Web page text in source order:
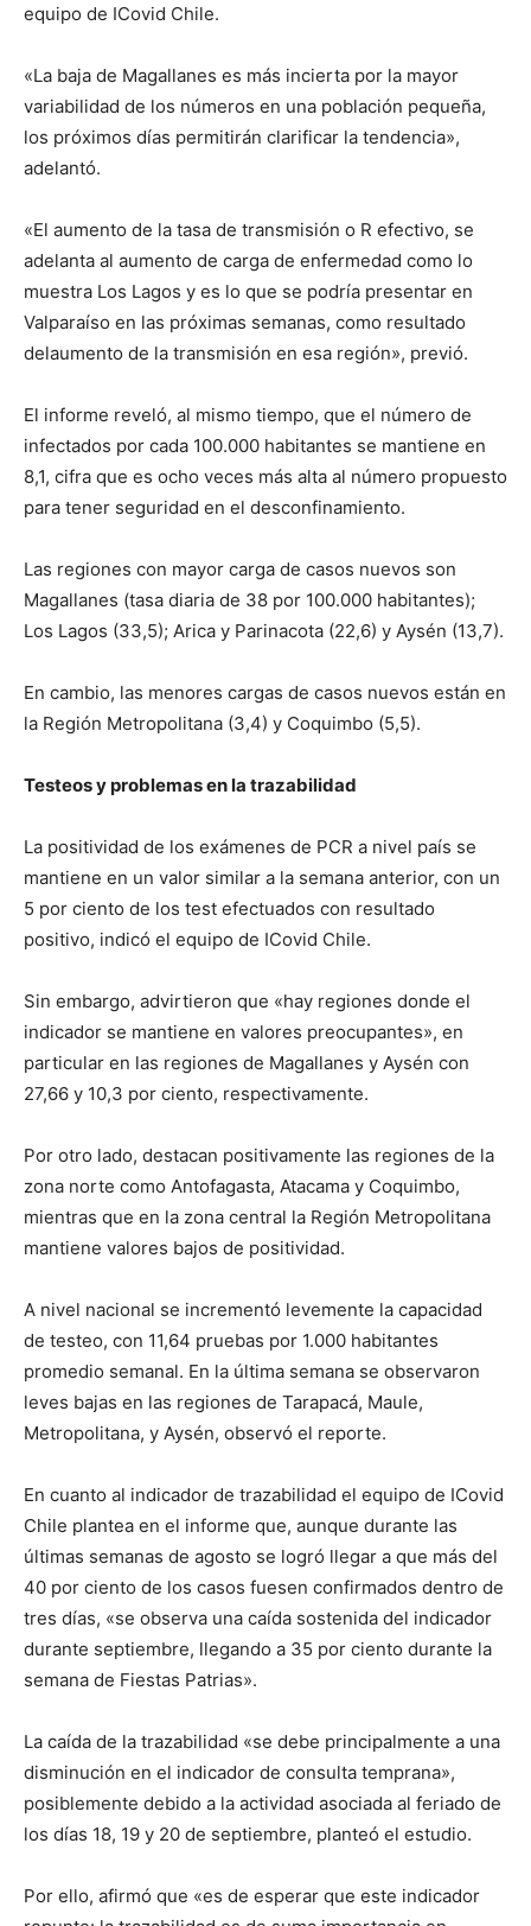
equipo de ICovid Chile.
«La baja de Magallanes es más incierta por la mayor
variabilidad de los números en una población pequeña,
los próximos días permitirán clarificar la tendencia»,
adelantó.
«El aumento de la tasa de transmisión o R efectivo, se
adelanta al aumento de carga de enfermedad como lo
muestra Los Lagos y es lo que se podría presentar en
Valparaíso en las próximas semanas, como resultado
delaumento de la transmisión en esa región», previó.
El informe reveló, al mismo tiempo, que el número de
infectados por cada 100.000 habitantes se mantiene en
8,1, cifra que es ocho veces más alta al número propuesto
para tener seguridad en el desconfinamiento.
Las regiones con mayor carga de casos nuevos son
Magallanes (tasa diaria de 38 por 100.000 habitantes);
Los Lagos (33,5); Arica y Parinacota (22,6) y Aysén (13,7).
En cambio, las menores cargas de casos nuevos están en
la Región Metropolitana (3,4) y Coquimbo (5,5).
Testeos y problemas en la trazabilidad
La positividad de los exámenes de PCR a nivel país se
mantiene en un valor similar a la semana anterior, con un
5 por ciento de los test efectuados con resultado
positivo, indicó el equipo de ICovid Chile.
Sin embargo, advirtieron que «hay regiones donde el
indicador se mantiene en valores preocupantes», en
particular en las regiones de Magallanes y Aysén con
27,66 y 10,3 por ciento, respectivamente.
Por otro lado, destacan positivamente las regiones de la
zona norte como Antofagasta, Atacama y Coquimbo,
mientras que en la zona central la Región Metropolitana
mantiene valores bajos de positividad.
A nivel nacional se incrementó levemente la capacidad
de testeo, con 11,64 pruebas por 1.000 habitantes
promedio semanal. En la última semana se observaron
leves bajas en las regiones de Tarapacá, Maule,
Metropolitana, y Aysén, observó el reporte.
En cuanto al indicador de trazabilidad el equipo de ICovid
Chile plantea en el informe que, aunque durante las
últimas semanas de agosto se logró llegar a que más del
40 por ciento de los casos fuesen confirmados dentro de
tres días, «se observa una caída sostenida del indicador
durante septiembre, llegando a 35 por ciento durante la
semana de Fiestas Patrias».
La caída de la trazabilidad «se debe principalmente a una
disminución en el indicador de consulta temprana»,
posiblemente debido a la actividad asociada al feriado de
los días 18, 19 y 20 de septiembre, planteó el estudio.
Por ello, afirmó que «es de esperar que este indicador